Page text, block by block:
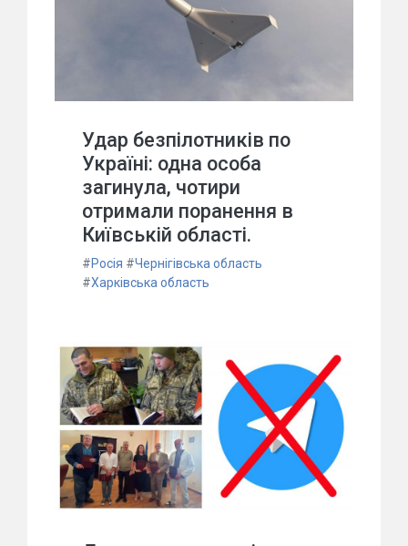
Удар безпілотників по
Україні: одна особа
загинула, чотири
отримали поранення в
Київській області.
#Росія #Чернігівська область
#Харківська область